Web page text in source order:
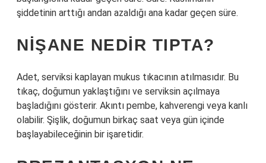
şiddetinin arttığı andan azaldığı ana kadar geçen süre.
NIŞANE NEDIR TIPTA?
Adet, serviksi kaplayan mukus tıkacının atılmasıdır. Bu
tıkaç, doğumun yaklaştığını ve serviksin açılmaya
başladığını gösterir. Akıntı pembe, kahverengi veya kanlı
olabilir. Şişlik, doğumun birkaç saat veya gün içinde
başlayabileceğinin bir işaretidir.